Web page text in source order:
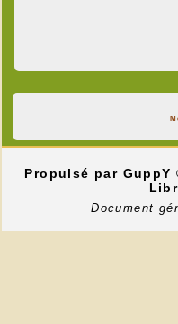
Propulsé par GuppY
Document